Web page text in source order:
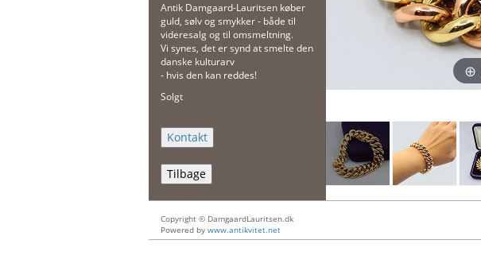
Antik Damgaard-Lauritsen køber
guld, sølv og smykker - både til
videresalg og til omsmeltning.
Vi synes, det er synd at smelte den
danske kulturarv
- hvis den kan reddes!
Solgt
Tilbage
Copyright © DamgaardLauritsen.dk
Powered by www.antikvitet.net